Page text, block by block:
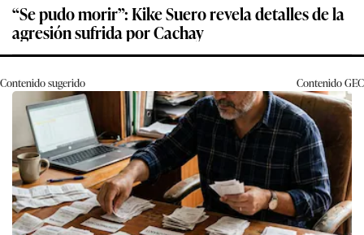
“Se pudo morir”: Kike Suero revela detalles de la
agresión sufrida por Cachay
Contenido sugerido ContenidoGEC